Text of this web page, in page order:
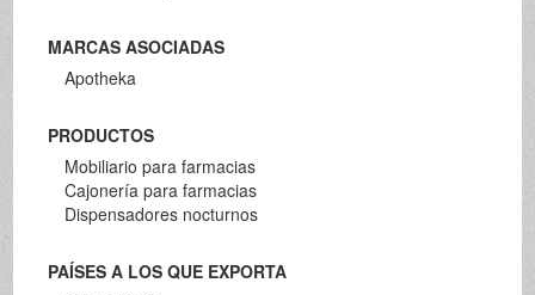
MARCAS ASOCIADAS
Apotheka
PRODUCTOS
Mobiliario para farmacias
Cajonería para farmacias
Dispensadores nocturnos
PAÍSES A LOS QUE EXPORTA